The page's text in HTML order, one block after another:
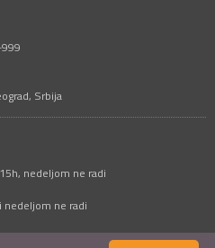
Srbija
nedeljom ne radi
ne radi